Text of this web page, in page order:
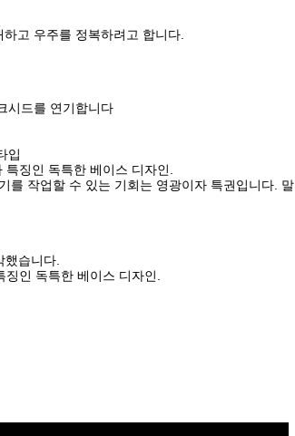
고 우주를 정복하려고 합니다.
시드를 연기합니다
입
징인 독특한 베이스 디자인.
를 작업할 수 있는 기회는 영광이자 특권입니다. 말
습니다.
인 독특한 베이스 디자인.